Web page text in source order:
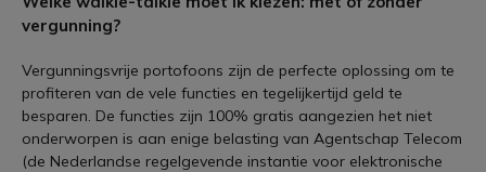
vergunning?
Vergunningsvrije portofoons zijn de perfecte oplossing om te
profiteren van de vele functies en tegelijkertijd geld te
besparen. De functies zijn 100% gratis aangezien het niet
onderworpen is aan enige belasting van Agentschap Telecom
(de Nederlandse regelgevende instantie voor elektronische